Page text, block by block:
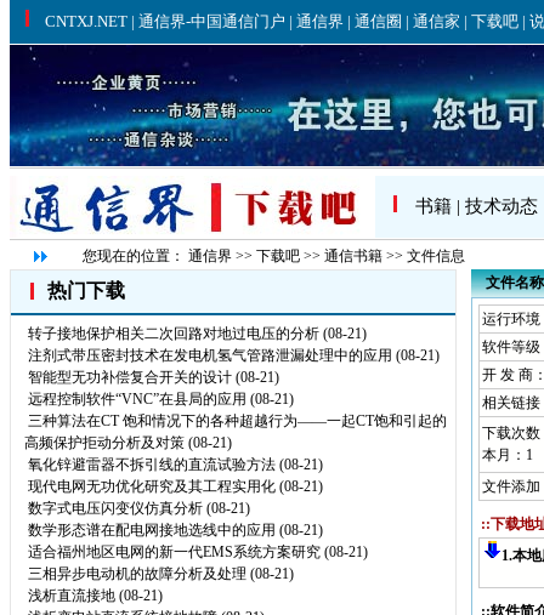
书籍 | 技术动态
您现在的位置： 通信界 >> 下载吧 >> 通信书籍 >> 文件信息
热门下载
转子接地保护相关二次回路对地过电压的分析 (08-21)
注剂式带压密封技术在发电机氢气管路泄漏处理中的应用 (08-21)
智能型无功补偿复合开关的设计 (08-21)
远程控制软件“VNC”在县局的应用 (08-21)
三种算法在CT 饱和情况下的各种超越行为——一起CT饱和引起的
高频保护拒动分析及对策 (08-21)
氧化锌避雷器不拆引线的直流试验方法 (08-21)
现代电网无功优化研究及其工程实用化 (08-21)
数字式电压闪变仪仿真分析 (08-21)
数学形态谱在配电网接地选线中的应用 (08-21)
适合福州地区电网的新一代EMS系统方案研究 (08-21)
三相异步电动机的故障分析及处理 (08-21)
浅析直流接地 (08-21)
文件名
运行环境
软件等
开 发 商
相关链
下载次数
本月： 1
文件添
::下载地
1.本
::软件简